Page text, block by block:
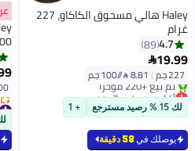
Haley هالي مسحوق الكاكاو، 227
غرام
4.7
89
19.99
227 جم |
أقل سعر في 7 يوم
بتخلّص بسرعة
تم بيع +220 مؤخرًا
أقل سعر في 7 يوم
لك 15 % رصيد مسترجع + 1
يوصلك في58 دقيقة
400
لك 15 %